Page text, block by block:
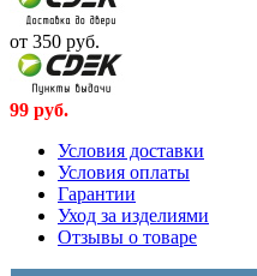
от 350 руб.
99 руб.
Условия доставки
Условия оплаты
Гарантии
Уход за изделиями
Отзывы о товаре